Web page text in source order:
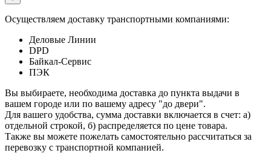
Осуществляем доставку транспортными компаниями:
Деловые Линии
DPD
Байкал-Сервис
ПЭК
Вы выбираете, необходима доставка до пункта выдачи в
вашем городе или по вашему адресу "до двери".
Для вашего удобства, сумма доставки включается в счет: а)
отдельной строкой, б) распределяется по цене товара.
Также вы можете пожелать самостоятельно рассчитаться за
перевозку с транспортной компанией.